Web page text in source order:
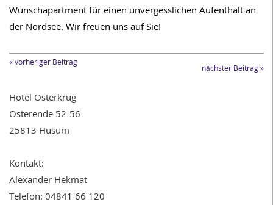
Wunschapartment für einen unvergesslichen Aufenthalt an
der Nordsee. Wir freuen uns auf Sie!
« vorheriger Beitrag
nächster Beitrag »
Hotel Osterkrug
Osterende 52-56
25813 Husum
Kontakt:
Alexander Hekmat
Telefon: 04841 66 120